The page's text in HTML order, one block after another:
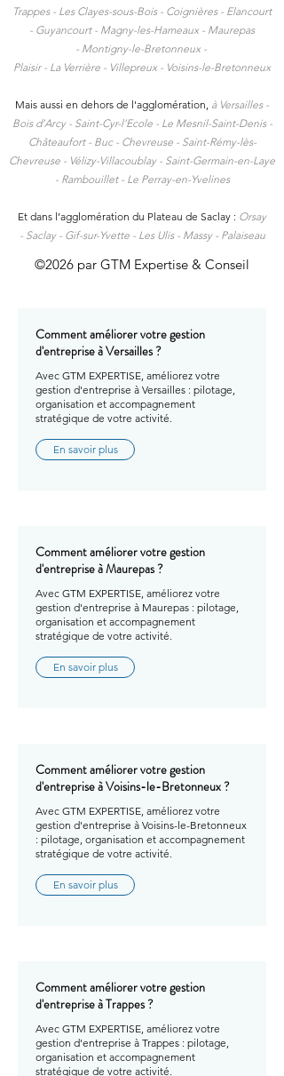
Trappes - Les Clayes-sous-Bois - Coignières - Elancourt
- Guyancourt - Magny-les-Hameaux - Maurepas
- Montigny-le-Bretonneux -
Plaisir - La Verrière - Villepreux - Voisins-le-Bretonneux
Mais aussi en dehors de l'agglomération, à Versailles -
Bois d’Arcy - Saint-Cyr-l’Ecole - Le Mesnil-Saint-Denis -
Châteaufort - Buc - Chevreuse - Saint-Rémy-lès-
Chevreuse - Vélizy-Villacoublay - Saint-Germain-en-Laye
- Rambouillet - Le Perray-en-Yvelines
Et dans l’agglomération du Plateau de Saclay : Orsay
- Saclay - Gif-sur-Yvette - Les Ulis - Massy - Palaiseau
©2026 par GTM Expertise & Conseil
Comment améliorer votre gestion
d'entreprise à Versailles ?
Avec GTM EXPERTISE, améliorez votre
gestion d'entreprise à Versailles : pilotage,
organisation et accompagnement
stratégique de votre activité.
En savoir plus
Comment améliorer votre gestion
d'entreprise à Maurepas ?
Avec GTM EXPERTISE, améliorez votre
gestion d'entreprise à Maurepas : pilotage,
organisation et accompagnement
stratégique de votre activité.
En savoir plus
Comment améliorer votre gestion
d'entreprise à Voisins-le-Bretonneux ?
Avec GTM EXPERTISE, améliorez votre
gestion d'entreprise à Voisins-le-Bretonneux
: pilotage, organisation et accompagnement
stratégique de votre activité.
En savoir plus
Comment améliorer votre gestion
d'entreprise à Trappes ?
Avec GTM EXPERTISE, améliorez votre
gestion d'entreprise à Trappes : pilotage,
organisation et accompagnement
stratégique de votre activité.